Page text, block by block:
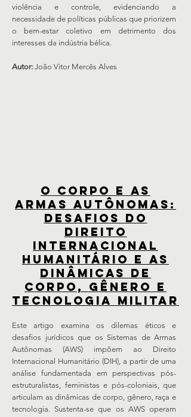
violência e controle, evidenciando a
necessidade de políticas públicas que priorizem
o bem-estar coletivo em detrimento dos
interesses da indústria bélica.
Autor: João Vitor Mercês Alves
O CORPO E AS
ARMAS AUTÔNOMAS:
Desafios do
Direito
Internacional
Humanitário e as
Dinâmicas de
Corpo, Gênero e
Tecnologia Militar
Este artigo examina os dilemas éticos e
desafios jurídicos que os Sistemas de Armas
Autônomas (AWS) impõem ao Direito
Internacional Humanitário (DIH), a partir de uma
análise fundamentada em perspectivas pós-
estruturalistas, feministas e pós-coloniais, que
articulam as dinâmicas de corpo, gênero, raça e
tecnologia. Sustenta-se que os AWS operam